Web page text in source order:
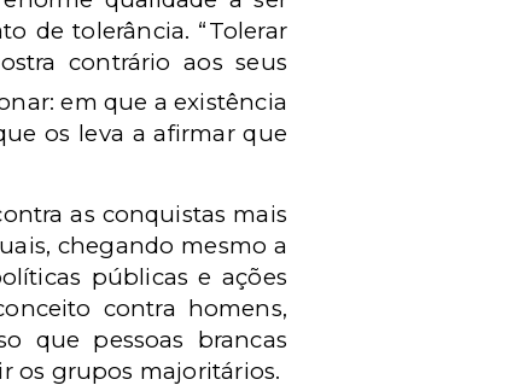
de tolerância. “Tolerar
contrário aos seus
em que a existência
os leva a afirmar que
as conquistas mais
chegando mesmo a
públicas e ações
contra homens,
que pessoas brancas
os grupos majoritários.